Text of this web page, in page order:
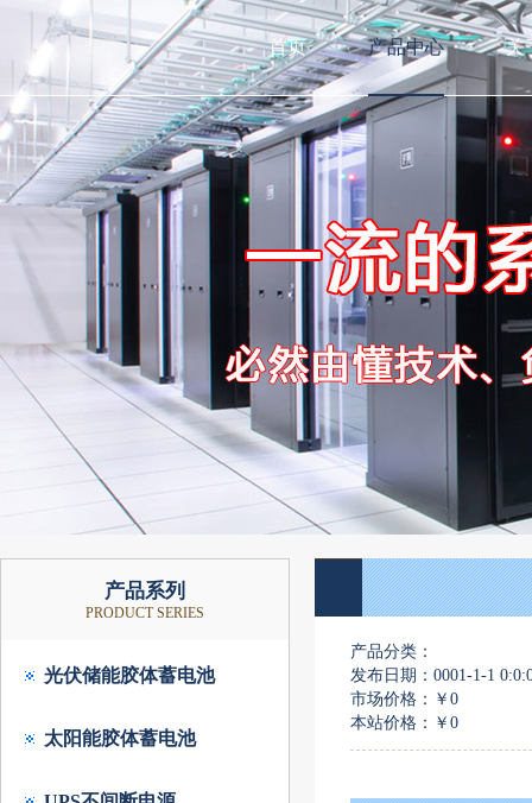
首页 产品中心 关
产品系列
PRODUCT SERIES
光伏储能胶体蓄电池
太阳能胶体蓄电池
产品分类：
发布日期：0001-1-1
市场价格： ￥0
本站价格： ￥0